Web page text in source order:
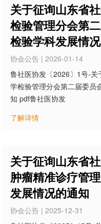
关于征询山东省
检验管理分会第
检验学科发展情
协会公告 | 2026-01-14
鲁社医协发〔2026〕1号-
学检验管理分会第二届委员
知 pdf鲁社医协发
了解详情
关于征询山东省
肿瘤精准诊疗管
发展情况的通知
协会公告 | 2025-12-31